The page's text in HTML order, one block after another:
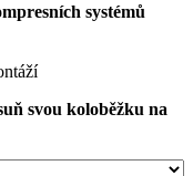
systémů
svou koloběžku na